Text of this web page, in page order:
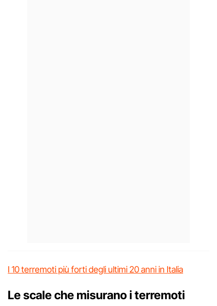
I 10 terremoti più forti degli ultimi 20 anni in Italia
Le scale che misurano i terremoti